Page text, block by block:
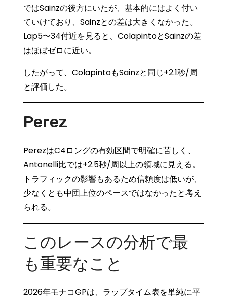
ではSainzの後方にいたが、基本的にはよく付い
ていけており、Sainzとの差は大きくなかった。
Lap5〜34付近を見ると、ColapintoとSainzの差
はほぼゼロに近い。
したがって、ColapintoもSainzと同じ+2.1秒/周
と評価した。
Perez
PerezはC4ロングの有効区間で明確に苦しく、
Antonelli比では+2.5秒/周以上の領域に見える。
トラフィックの影響もあるため信頼度は低いが、
少なくとも中団上位のペースではなかったと考え
られる。
このレースの分析で最
も重要なこと
2026年モナコGPは、ラップタイム表を単純に平